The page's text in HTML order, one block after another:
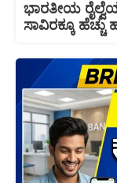
ಭಾರತೀಯ
ಸಾವಿರಕ್ಕೂ ಹೆಚ್ಚು